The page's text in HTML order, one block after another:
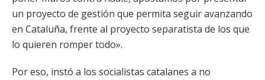
un proyecto de gestión que permita seguir avanzando
en Cataluña, frente al proyecto separatista de los que
lo quieren romper todo».
Por eso, instó a los socialistas catalanes a no